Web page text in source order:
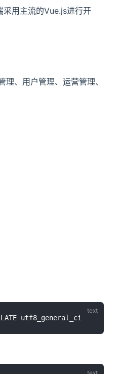
用主流的Vue.js进行开
、用户管理、运营管理、